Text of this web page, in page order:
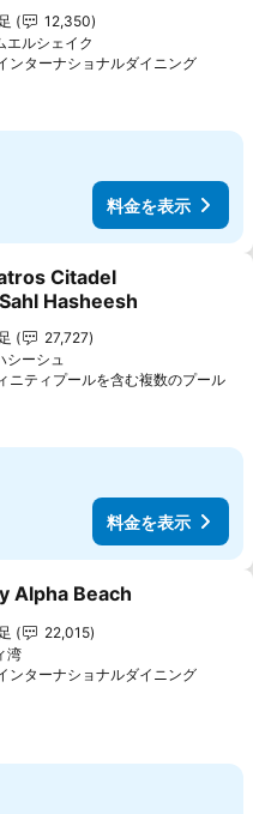
ンク
12,350
エルシェイク
ンターナショナルダイニング
料金を表示
に入りに追加
Citadel
Hasheesh
ンク
27,727
シーシュ
ニティプールを含む複数のプール
料金を表示
に入りに追加
Alpha Beach
ンク
22,015
湾
ンターナショナルダイニング